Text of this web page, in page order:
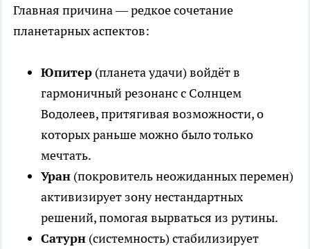
Главная причина — редкое сочетание
планетарных аспектов:
Юпитер (планета удачи) войдёт в
гармоничный резонанс с Солнцем
Водолеев, притягивая возможности, о
которых раньше можно было только
мечтать.
Уран (покровитель неожиданных перемен)
активизирует зону нестандартных
решений, помогая вырваться из рутины.
Сатурн (системность) стабилизирует